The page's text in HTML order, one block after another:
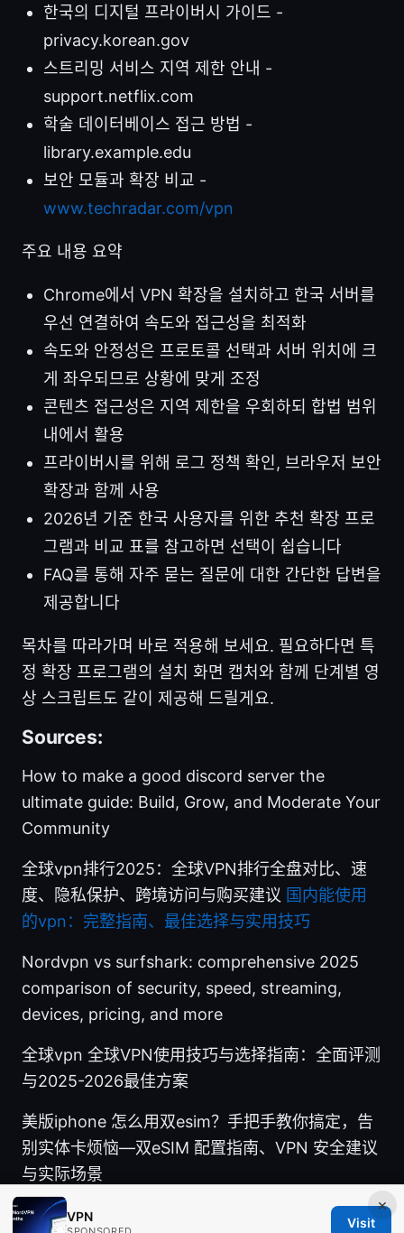
한국의 디지털 프라이버시 가이드 -
privacy.korean.gov
스트리밍 서비스 지역 제한 안내 -
support.netflix.com
학술 데이터베이스 접근 방법 -
library.example.edu
보안 모듈과 확장 비교 -
www.techradar.com/vpn
주요 내용 요약
Chrome에서 VPN 확장을 설치하고 한국 서버를
우선 연결하여 속도와 접근성을 최적화
속도와 안정성은 프로토콜 선택과 서버 위치에 크
게 좌우되므로 상황에 맞게 조정
콘텐츠 접근성은 지역 제한을 우회하되 합법 범위
내에서 활용
프라이버시를 위해 로그 정책 확인, 브라우저 보안
확장과 함께 사용
2026년 기준 한국 사용자를 위한 추천 확장 프로
그램과 비교 표를 참고하면 선택이 쉽습니다
FAQ를 통해 자주 묻는 질문에 대한 간단한 답변을
제공합니다
목차를 따라가며 바로 적용해 보세요. 필요하다면 특
정 확장 프로그램의 설치 화면 캡처와 함께 단계별 영
상 스크립트도 같이 제공해 드릴게요.
Sources:
How to make a good discord server the
ultimate guide: Build, Grow, and Moderate Your
Community
全球vpn排行2025：全球VPN排行全盘对比、速
度、隐私保护、跨境访问与购买建议 国内能使用
的vpn：完整指南、最佳选择与实用技巧
Nordvpn vs surfshark: comprehensive 2025
comparison of security, speed, streaming,
devices, pricing, and more
全球vpn 全球VPN使用技巧与选择指南：全面评测
与2025-2026最佳方案
美版iphone 怎么用双esim？手把手教你搞定，告
别实体卡烦恼—双eSIM 配置指南、VPN 安全建议
与实际场景
×
VPN Visit